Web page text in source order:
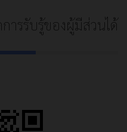
ารรับรู้ของผู้มีส่วนได้